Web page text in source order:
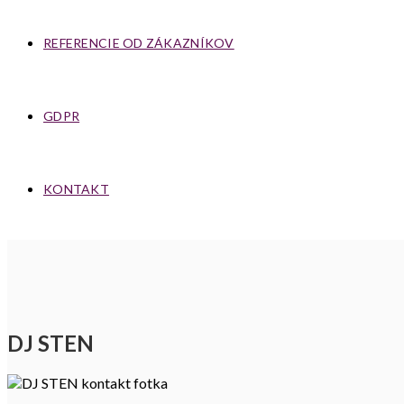
REFERENCIE OD ZÁKAZNÍKOV
GDPR
KONTAKT
DJ STEN